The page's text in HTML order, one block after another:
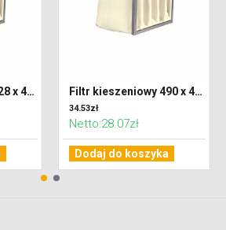
Filtr kieszeniowy 428 x 428 x 300 klasa G4 (Coarse 65%) Filtr kieszeniowy 490 x 490 x 300 klasa G4 (Coarse 65%)
34.53zł
Netto:28.07zł
Dodaj do koszyka